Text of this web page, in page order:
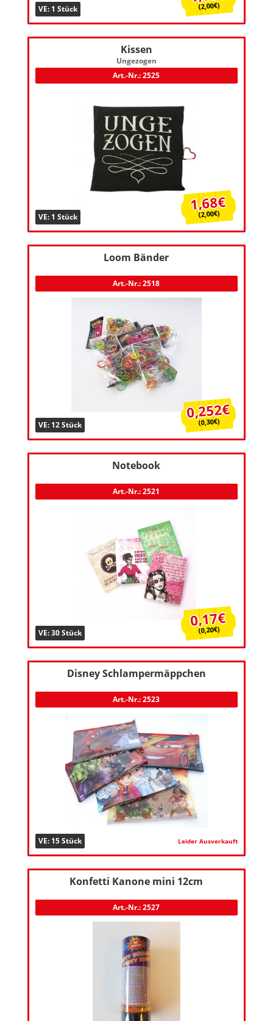
VE: 1 Stück (2,00€)
Kissen
Ungezogen
Art.-Nr.: 2525
VE: 1 Stück
1,68€
(2,00€)
Loom Bänder
Art.-Nr.: 2518
VE: 12 Stück
0,252€
(0,30€)
Notebook
Art.-Nr.: 2521
VE: 30 Stück
0,17€
(0,20€)
Disney Schlampermäppchen
Art.-Nr.: 2523
VE: 15 Stück Leider Ausverkauft
Konfetti Kanone mini 12cm
Art.-Nr.: 2527